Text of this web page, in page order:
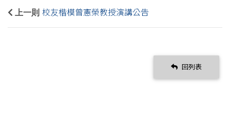
上一則 校友楷模曾憲榮教授演講公告
回列表